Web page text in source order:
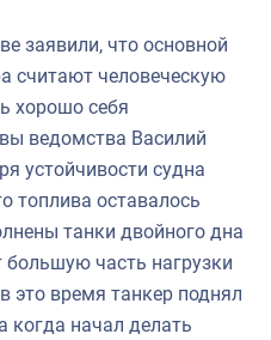
заявили, что основной
считают человеческую
хорошо себя
ведомства Василий
устойчивости судна
топлива оставалось
танки двойного дна
большую часть нагрузки
это время танкер поднял
когда начал делать